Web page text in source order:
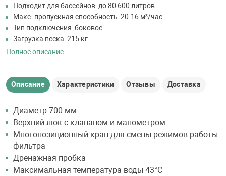
Подходит для бассейнов: до 80 600 литров
Макс. пропускная способность: 20.16 м³/час
Тип подключения: боковое
Загрузка песка: 215 кг
Полное описание
Описание Характеристики Отзывы Доставка
Диаметр 700 мм
Верхний люк с клапаном и манометром
Многопозиционный кран для смены режимов работы
фильтра
Дренажная пробка
Максимальная температура воды 43°С